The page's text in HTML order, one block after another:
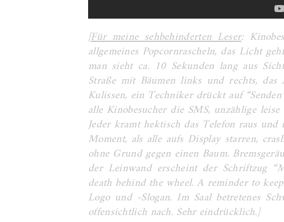
[Für meine sehbehinderten Leser:
allgemeines Popcornrascheln, das Licht
man sieht ca. 10 Sekunden lang aus
Straße mit Bäumen links und rechts,
Kulissen, ein Techniker drückt auf
alle Kinobesucher die SMS, unzählige
Jeder kramt hektisch das Telefon raus
Moment, als alle aufs Display starren,
ohne Grund gegen einen Baum.
der Leinwand erscheint der Schriftzug
death behind the wheel. A reminder to
Logo und -Slogan. Im Saal betretenes
offensichtlich nach. Sehr eindrücklich.]